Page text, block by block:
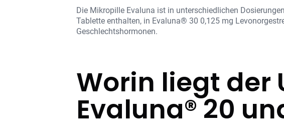
Die Mikropille Evaluna ist in unterschiedlichen
Tablette enthalten, in Evaluna® 30 0,125 mg
Geschlechtshormonen.
Worin liegt der
Evaluna® 20